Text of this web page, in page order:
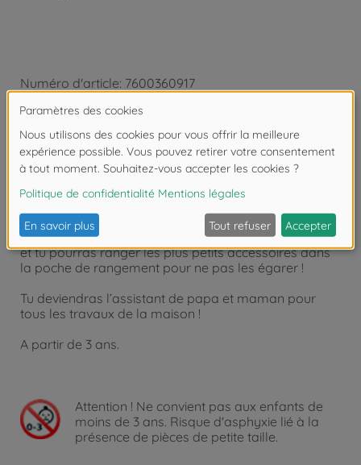
Numéro d'article: 7600360917
Transporte tous tes outils avec ta ceinture outils Black
+ Decker !
Tu auras avec toi tout le nécessaire pour bricoler : 1
scie, 1 tournevis, 1 marteau, 1 clé mixte, 1 mètre à
La sangle réglable te permettra de l'ajuster à ta taille,
et tu pourras ranger les plus petits accessoires dans
la poche de rangement pour ne pas les égarer !
Tu deviendras l’assistant de papa et maman pour
tous les travaux de la maison !
A partir de 3 ans.
Attention ! Ne convient pas aux enfants de
moins de 3 ans. Risque d'asphyxie lié à la
présence de pièces de petite taille.